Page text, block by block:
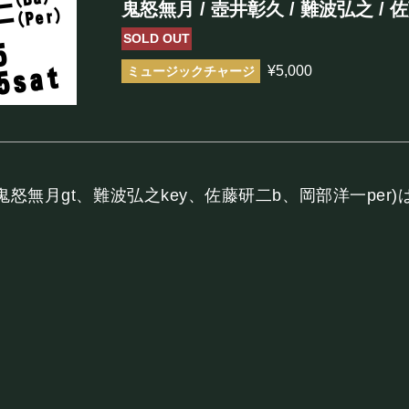
座長挨拶
機材リスト
鬼怒無月 / 壺井彰久 / 難波弘之 /
SOLD OUT
¥5,000
無月gt、難波弘之key、佐藤研二b、岡部洋一per)